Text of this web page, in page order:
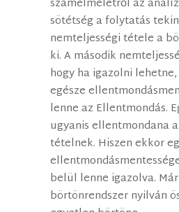
számelméletről az
sötétség a folytatás
nemteljességi tétele a
ki. A második
hogy ha igazolni
egésze
lenne az Ellentmondás.
ugyanis ellentmondana
tételnek. Hiszen ekkor
belül lenne igazolva.
börtönrendszer nyilván